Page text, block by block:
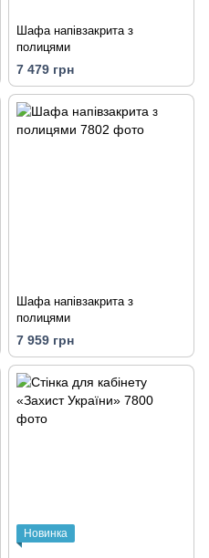
Шафа напівзакрита з
полицями
7 479 грн
Шафа напівзакрита з
полицями
7 959 грн
Новинка